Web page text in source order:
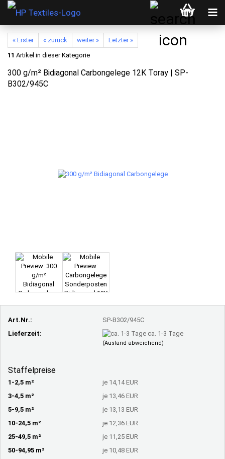
« Erster « zurück weiter »
Letzter »
11 Artikel in dieser Kategorie
300 g/m² Bidiagonal Carbongelege 12K Toray | SP-
B302/945C
Art.Nr.:
SP-B302/945C
Lieferzeit:
ca. 1-3 Tage
(Ausland abweichend)
Staffelpreise
1-2,5 m²
je 14,14 EUR
3-4,5 m²
je 13,46 EUR
5-9,5 m²
je 13,13 EUR
10-24,5 m²
je 12,36 EUR
25-49,5 m²
je 11,25 EUR
50-94,95 m²
je 10,48 EUR